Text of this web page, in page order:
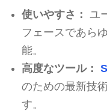
使いやすさ：
ユ
フェースであら
能。
高度なツール：
のための最新技
す。